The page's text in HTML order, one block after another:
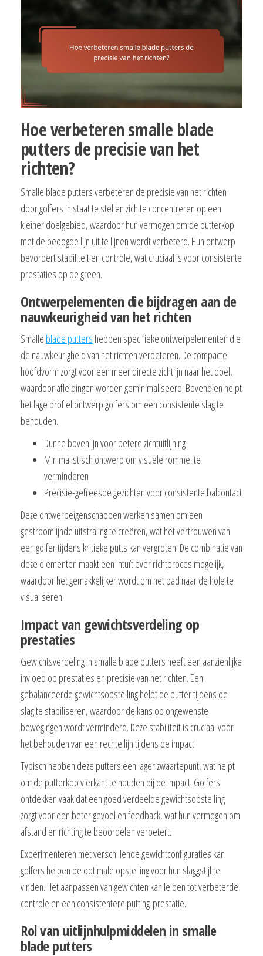
Hoe verbeteren smalle blade
putters de precisie van het
richten?
Smalle blade putters verbeteren de precisie van het richten
door golfers in staat te stellen zich te concentreren op een
kleiner doelgebied, waardoor hun vermogen om de putterkop
met de beoogde lijn uit te lijnen wordt verbeterd. Hun ontwerp
bevordert stabiliteit en controle, wat cruciaal is voor consistente
prestaties op de green.
Ontwerpelementen die bijdragen aan de
nauwkeurigheid van het richten
Smalle blade putters hebben specifieke ontwerpelementen die
de nauwkeurigheid van het richten verbeteren. De compacte
hoofdvorm zorgt voor een meer directe zichtlijn naar het doel,
waardoor afleidingen worden geminimaliseerd. Bovendien helpt
het lage profiel ontwerp golfers om een consistente slag te
behouden.
Dunne bovenlijn voor betere zichtuitlijning
Minimalistisch ontwerp om visuele rommel te
verminderen
Precisie-gefreesde gezichten voor consistente balcontact
Deze ontwerpeigenschappen werken samen om een
gestroomlijnde uitstraling te creëren, wat het vertrouwen van
een golfer tijdens kritieke putts kan vergroten. De combinatie van
deze elementen maakt een intuïtiever richtproces mogelijk,
waardoor het gemakkelijker wordt om het pad naar de hole te
visualiseren.
Impact van gewichtsverdeling op
prestaties
Gewichtsverdeling in smalle blade putters heeft een aanzienlijke
invloed op prestaties en precisie van het richten. Een
gebalanceerde gewichtsopstelling helpt de putter tijdens de
slag te stabiliseren, waardoor de kans op ongewenste
bewegingen wordt verminderd. Deze stabiliteit is cruciaal voor
het behouden van een rechte lijn tijdens de impact.
Typisch hebben deze putters een lager zwaartepunt, wat helpt
om de putterkop vierkant te houden bij de impact. Golfers
ontdekken vaak dat een goed verdeelde gewichtsopstelling
zorgt voor een beter gevoel en feedback, wat hun vermogen om
afstand en richting te beoordelen verbetert.
Experimenteren met verschillende gewichtconfiguraties kan
golfers helpen de optimale opstelling voor hun slaggstijl te
vinden. Het aanpassen van gewichten kan leiden tot verbeterde
controle en een consistentere putting-prestatie.
Rol van uitlijnhulpmiddelen in smalle
blade putters